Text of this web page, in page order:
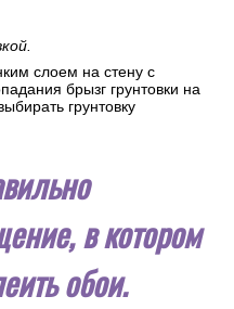
слоем на стену с
брызг грунтовки на
грунтовку
в котором
обои.